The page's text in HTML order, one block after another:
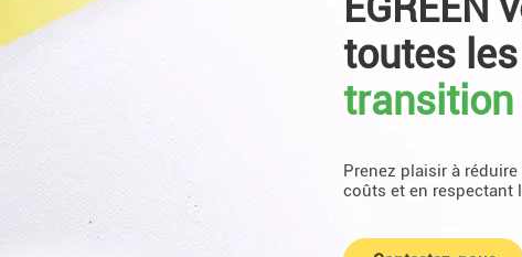
toutes
transition
Prenez plaisir à
coûts et en respectant